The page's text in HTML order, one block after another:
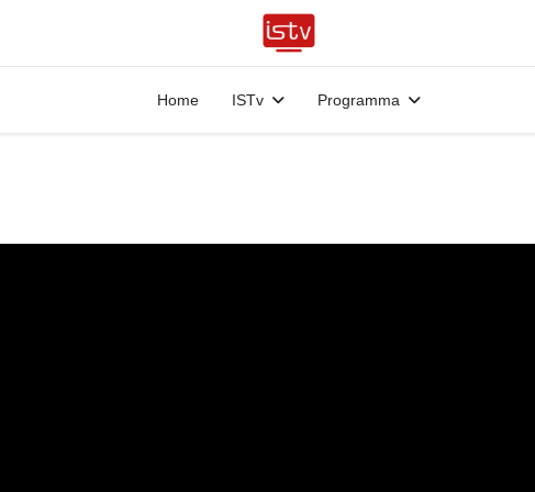
Home ISTv Programma